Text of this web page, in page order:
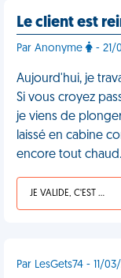
Le client est
Par Anonyme - 21/
Aujourd'hui, je
Si vous croyez
je viens de
laissé en cabine
encore tout
JE VALIDE, C'EST UNE VDM
Par LesGets74 - 11/